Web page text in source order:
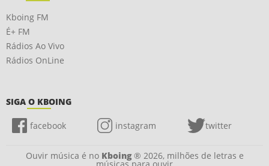
Kboing FM
É+ FM
Rádios Ao Vivo
Rádios OnLine
SIGA O KBOING
facebook instagram twitter
Ouvir música é no Kboing® 2026, milhões de letras e
músicas para ouvir